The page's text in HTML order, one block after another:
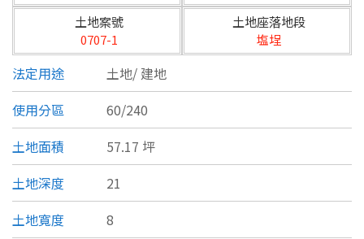
基隆市
新北市
宜蘭縣
桃園市
新竹市
新竹縣
苗栗縣
類型(可複選)
不拘 公寓
別墅
農舍
土地案號
0707-1
土地座落地段
塩埕
法定用途 土地/ 建地
使用分區
60/240
土地面積
57.17 坪
土地深度
21
土地寬度
8